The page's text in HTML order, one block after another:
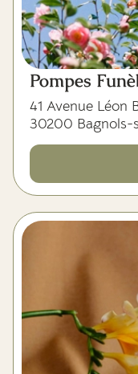
Pompes
41 Avenue Léon
30200 Bagnols-